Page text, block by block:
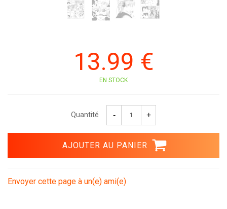
13.99 €
EN STOCK
Quantité
Envoyer cette page à un(e) ami(e)